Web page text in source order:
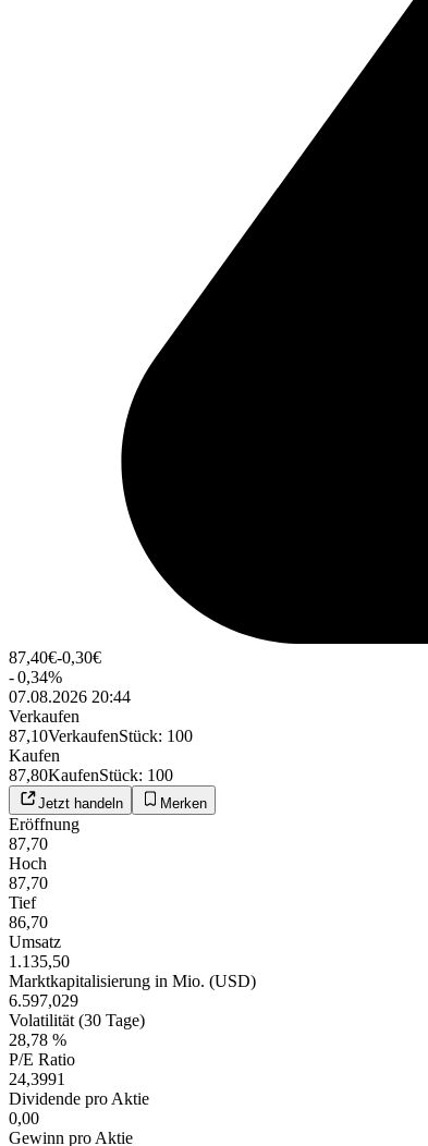
87,40€-0,30€
-0,34%
07.08.2026 20:44
Verkaufen
87,10VerkaufenStück: 100
Kaufen
87,80KaufenStück: 100
Jetzt handeln Merken
Eröffnung
87,70
Hoch
87,70
Tief
86,70
Umsatz
1.135,50
Marktkapitalisierung in Mio. (USD)
6.597,029
Volatilität (30 Tage)
28,78 %
P/E Ratio
24,3991
Dividende pro Aktie
0,00
Gewinn pro Aktie